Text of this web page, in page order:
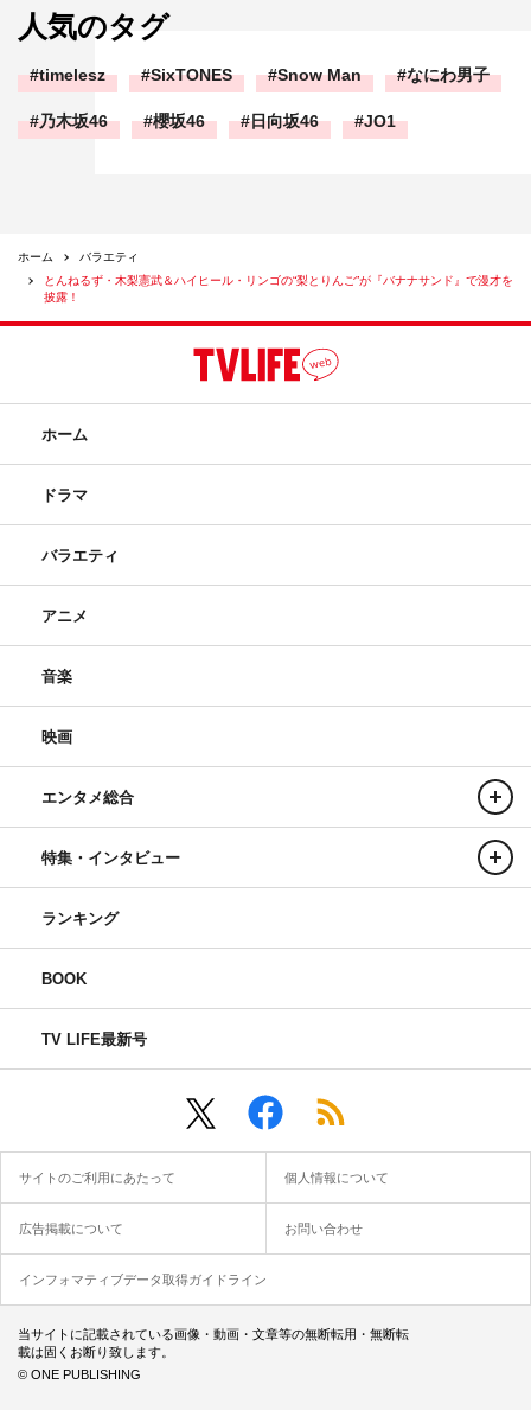
人気のタグ
timelesz SixTONES Snow Man なにわ男子
乃木坂46 櫻坂46 日向坂46 JO1
ホーム
バラエティ
とんねるず・木梨憲武＆ハイヒール・リンゴの“梨とりんご”が『バナナサンド』で漫才を
披露！
ホーム
ドラマ
バラエティ
アニメ
音楽
映画
エンタメ総合
特集・インタビュー
ランキング
BOOK
TV LIFE最新号
サイトのご利用にあたって 個人情報について
広告掲載について お問い合わせ
インフォマティブデータ取得ガイドライン
当サイトに記載されている画像・動画・文章等の無断転用・無断転
載は固くお断り致します。
© ONE PUBLISHING